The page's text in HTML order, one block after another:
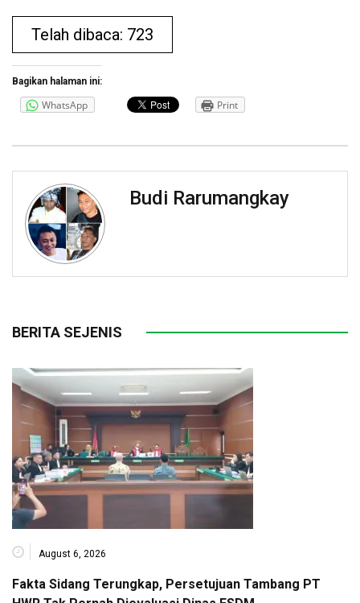
Telah dibaca: 723
Bagikan halaman ini:
WhatsApp Print
Budi Rarumangkay
BERITA SEJENIS
August 6, 2026
Fakta Sidang Terungkap, Persetujuan Tambang PT